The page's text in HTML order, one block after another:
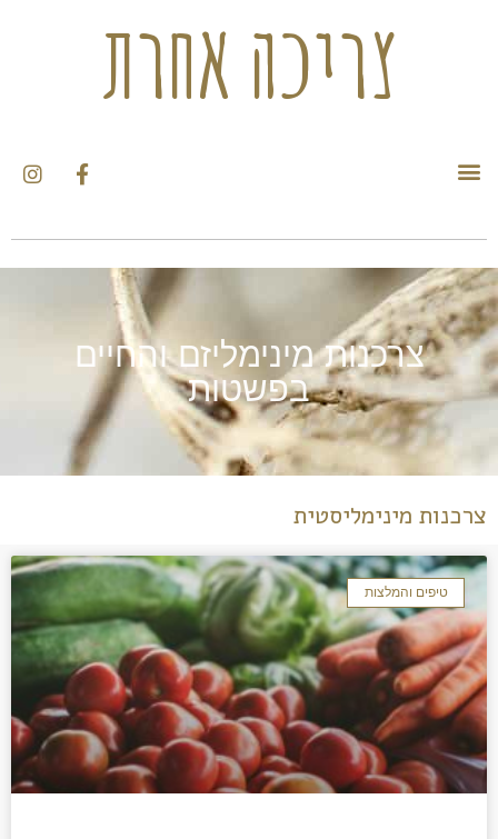
צריכה אחרת
צרכנות מינימליזם והחיים
בפשטות
צרכנות מינימליסטית
טיפים והמלצות